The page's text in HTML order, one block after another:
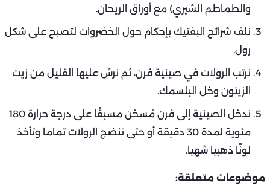
والطماطم الشيري) مع أوراق الريحان.
نلف شرائح البفتيك بإحكام حول الخضروات لتصبح على شكل
رول.
نرتب الرولات في صينية فرن، ثم نرش عليها القليل من زيت
الزيتون وخل البلسمك.
ندخل الصينية إلى فرن مُسخن مسبقًا على درجة حرارة 180
مئوية لمدة 30 دقيقة أو حتى تنضج الرولات تمامًا وتأخذ
لونًا ذهبيًا شهيًا.
موضوعات متعلقة: